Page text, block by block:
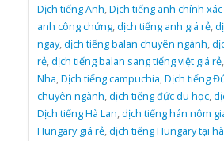
Dịch tiếng Anh,Dịch tiếng anh chính
anh công chứng,dịch tiếng anh giá rẻ,
ngay,dịch tiếng balan chuyên ngành,
rẻ,dịch tiếng balan sang tiếng việt giá rẻ,
Nha,Dịch tiếng campuchia,Dịch tiếng
chuyên ngành,dịch tiếng đức du học,
Dịch tiếng Hà Lan,dịch tiếng hán nôm
Hungary giá rẻ,dịch tiếng Hungary tại